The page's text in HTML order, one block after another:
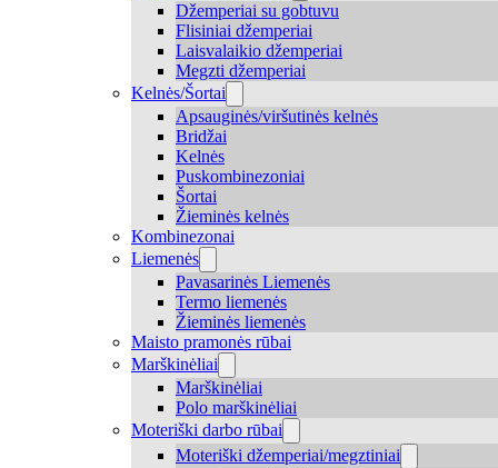
Džemperiai su gobtuvu
Flisiniai džemperiai
Laisvalaikio džemperiai
Megzti džemperiai
Kelnės/Šortai
Apsauginės/viršutinės kelnės
Bridžai
Kelnės
Puskombinezoniai
Šortai
Žieminės kelnės
Kombinezonai
Liemenės
Pavasarinės Liemenės
Termo liemenės
Žieminės liemenės
Maisto pramonės rūbai
Marškinėliai
Marškinėliai
Polo marškinėliai
Moteriški darbo rūbai
Moteriški džemperiai/megztiniai